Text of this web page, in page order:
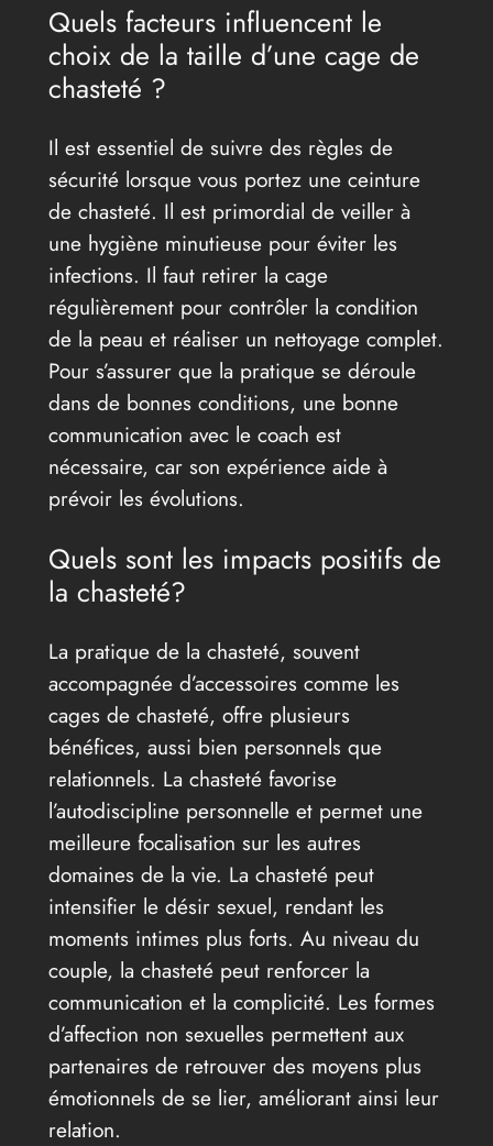
Quels facteurs influencent le
choix de la taille d’une cage de
chasteté ?
Il est essentiel de suivre des règles de
sécurité lorsque vous portez une ceinture
de chasteté. Il est primordial de veiller à
une hygiène minutieuse pour éviter les
infections. Il faut retirer la cage
régulièrement pour contrôler la condition
de la peau et réaliser un nettoyage complet.
Pour s’assurer que la pratique se déroule
dans de bonnes conditions, une bonne
communication avec le coach est
nécessaire, car son expérience aide à
prévoir les évolutions.
Quels sont les impacts positifs de
la chasteté?
La pratique de la chasteté, souvent
accompagnée d’accessoires comme les
cages de chasteté, offre plusieurs
bénéfices, aussi bien personnels que
relationnels. La chasteté favorise
l’autodiscipline personnelle et permet une
meilleure focalisation sur les autres
domaines de la vie. La chasteté peut
intensifier le désir sexuel, rendant les
moments intimes plus forts. Au niveau du
couple, la chasteté peut renforcer la
communication et la complicité. Les formes
d’affection non sexuelles permettent aux
partenaires de retrouver des moyens plus
émotionnels de se lier, améliorant ainsi leur
relation.